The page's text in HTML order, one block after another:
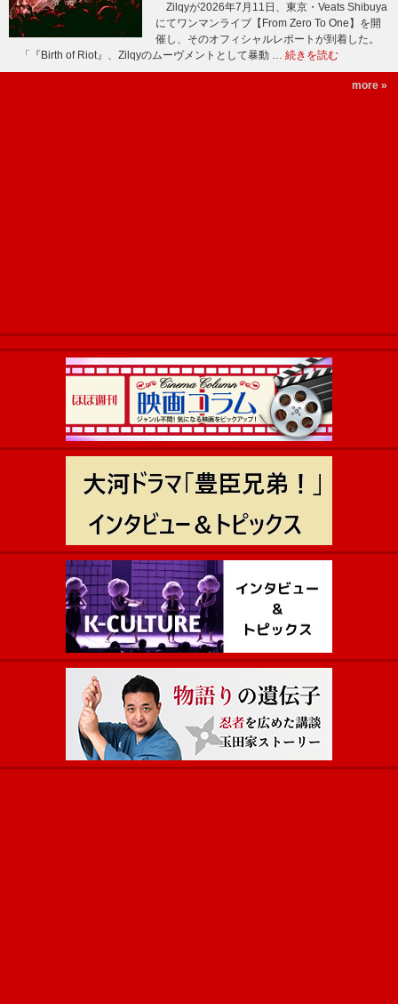
Zilqyが2026年7月11日、東京・Veats Shibuya
にてワンマンライブ【From Zero To One】を開
催し、そのオフィシャルレポートが到着した。
「『Birth of Riot』、Zilqyのムーヴメントとして暴動 … 続きを読む
more »